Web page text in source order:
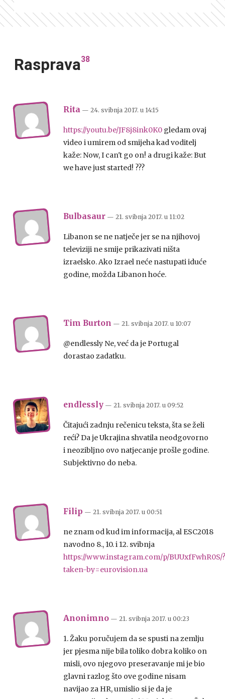
Rasprava38
Rita — 24. svibnja 2017. u 14:15
https://youtu.be/JF8j8ink0K0 gledam ovaj
video i umirem od smijeha kad voditelj
kaže: Now, I can't go on! a drugi kaže: But
we have just started! ???
Bulbasaur — 21. svibnja 2017. u 11:02
Libanon se ne natječe jer se na njihovoj
televiziji ne smije prikazivati ništa
izraelsko. Ako Izrael neće nastupati iduće
godine, možda Libanon hoće.
Tim Burton — 21. svibnja 2017. u 10:07
@endlessly Ne, već da je Portugal
dorastao zadatku.
endlessly — 21. svibnja 2017. u 09:52
Čitajući zadnju rečenicu teksta, šta se želi
reći? Da je Ukrajina shvatila neodgovorno
i neozibljno ovo natjecanje prošle godine.
Subjektivno do neba.
Filip — 21. svibnja 2017. u 00:51
ne znam od kud im informacija, al ESC2018
navodno 8., 10. i 12. svibnja
https://www.instagram.com/p/BUUxfFwhR0S/?
taken-by=eurovision.ua
Anonimno — 21. svibnja 2017. u 00:23
1. Žaku poručujem da se spusti na zemlju
jer pjesma nije bila toliko dobra koliko on
misli, ovo njegovo preseravanje mi je bio
glavni razlog što ove godine nisam
navijao za HR, umislio si je da je